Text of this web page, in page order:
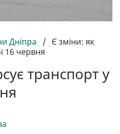
Дніпра / Є зміни: як
16 червня
транспорт у